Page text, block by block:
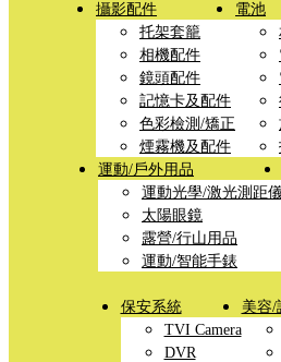
攝影配件
托架套籠
相機配件
鏡頭配件
記憶卡及配件
色彩檢測/矯正
煙霧機及配件
電池
運動/戶外用品
運動光學/激光測距
太陽眼鏡
露營/行山用品
運動/智能手錶
保安系統
TVI Camera
DVR
美容/